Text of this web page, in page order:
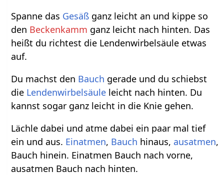
Spanne das Gesäß ganz leicht an und kippe so
den Beckenkamm ganz leicht nach hinten. Das
heißt du richtest die Lendenwirbelsäule etwas
auf.
Du machst den Bauch gerade und du schiebst
die Lendenwirbelsäule leicht nach hinten. Du
kannst sogar ganz leicht in die Knie gehen.
Lächle dabei und atme dabei ein paar mal tief
ein und aus. Einatmen, Bauch hinaus, ausatmen,
Bauch hinein. Einatmen Bauch nach vorne,
ausatmen Bauch nach hinten.